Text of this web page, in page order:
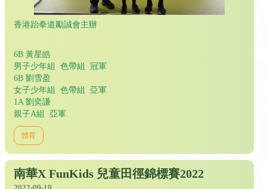
香港跆拳道勵誠會主辦
6B 黃星皓
男子少年組 色帶組 冠軍
6B 劉雪盈
女子少年組 色帶組 亞軍
1A 劉奕謙
親子A組 亞軍
體育
南華X FunKids 兒童田徑錦標賽2022